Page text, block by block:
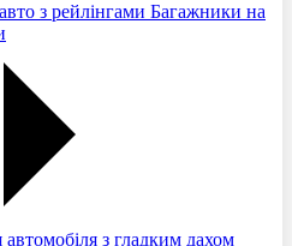
Багажники на